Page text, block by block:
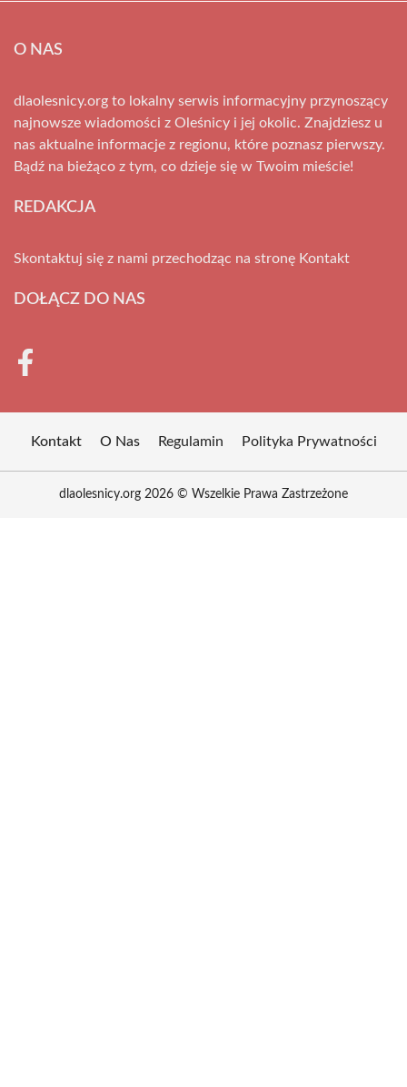
O NAS
dlaolesnicy.org to lokalny serwis informacyjny przynoszący
najnowsze wiadomości z Oleśnicy i jej okolic. Znajdziesz u
nas aktualne informacje z regionu, które poznasz pierwszy.
Bądź na bieżąco z tym, co dzieje się w Twoim mieście!
REDAKCJA
Skontaktuj się z nami przechodząc na stronę Kontakt
DOŁĄCZ DO NAS
Kontakt O Nas Regulamin Polityka Prywatności
dlaolesnicy.org 2026 © Wszelkie Prawa Zastrzeżone